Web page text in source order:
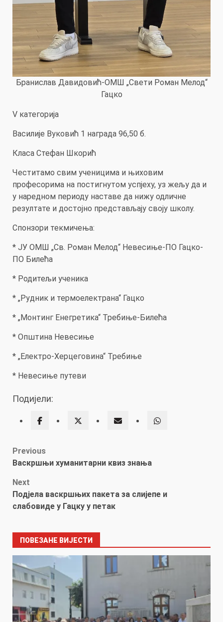
Бранислав Давидовић-ОМШ „Свети Роман Мелод“
Гацко
V категорија
Василије Вуковић 1 награда 96,50 б.
Класа Стефан Шкорић
Честитамо свим ученицима и њиховим
професорима на постигнутом успјеху, уз жељу да и
у наредном периоду наставе да нижу одличне
резултате и достојно представљају своју школу.
Спонзори текмичења:
* ЈУ ОМШ „Св. Роман Мелод“ Невесиње-ПО Гацко-
ПО Билећа
* Родитељи ученика
* „Рудник и термоелектрана“ Гацко
* „Монтинг Енегретика“ Требиње-Билећа
* Општина Невесиње
* „Електро-Херцеговина“ Требиње
* Невесиње путеви
Подијели:
Post
Previous
Васкршњи хуманитарни квиз знања
Next
Подјела васкршњих пакета за слијепе и
слабовиде у Гацку у петак
ПОВЕЗАНЕ ВИЈЕСТИ